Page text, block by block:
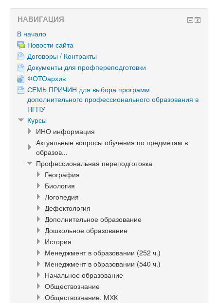
НАВИГАЦИЯ
В начало
Новости сайта
Договоры / Контракты
Документы для профпереподготовки
ФОТОархив
СЕМЬ ПРИЧИН для выбора программ
дополнительного профессионального образования в
НГПУ
Курсы
ИНО информация
Актуальные вопросы обучения по предметам в
образов...
Профессиональная переподготовка
География
Биология
Логопедия
Дефектология
Дополнительное образование
Дошкольное образование
История
Менеджмент в образовании (252 ч.)
Менеджмент в образовании (540 ч.)
Начальное образование
Обществознание
Обществознание. МХК